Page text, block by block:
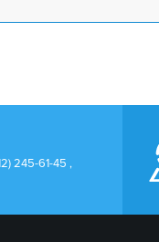
245-61-45 ,